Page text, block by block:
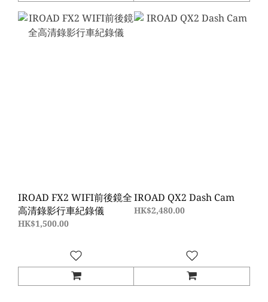
IROAD FX2 WIFI前後鏡全
高清錄影行車紀錄儀
HK$1,500.00
IROAD QX2 Dash Cam
HK$2,480.00